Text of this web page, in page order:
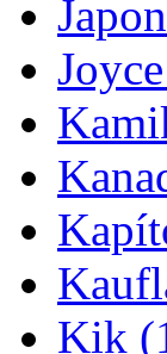
Joyce
Kik